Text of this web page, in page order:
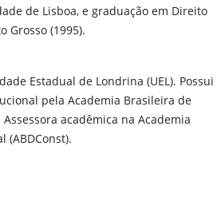
de Lisboa, e graduação em Direito
Grosso (1995).
Estadual de Londrina (UEL). Possui
pela Academia Brasileira de
acadêmica na Academia
(ABDConst).